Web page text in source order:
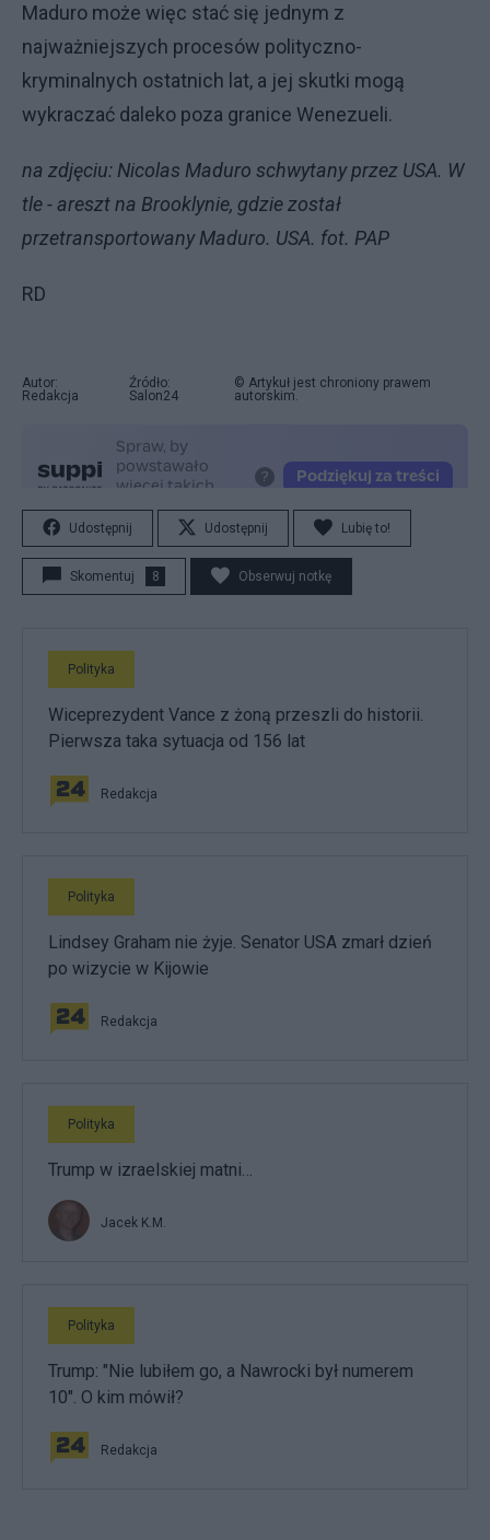
Maduro może więc stać się jednym z
najważniejszych procesów polityczno-
kryminalnych ostatnich lat, a jej skutki mogą
wykraczać daleko poza granice Wenezueli.
na zdjęciu: Nicolas Maduro schwytany przez USA. W
tle - areszt na Brooklynie, gdzie został
przetransportowany Maduro. USA. fot. PAP
RD
Autor:
Redakcja
Źródło:
Salon24
© Artykuł jest chroniony prawem
autorskim.
Udostępnij Udostępnij Lubię to!
Skomentuj 8 Obserwuj notkę
Polityka
Wiceprezydent Vance z żoną przeszli do historii.
Pierwsza taka sytuacja od 156 lat
Redakcja
Polityka
Lindsey Graham nie żyje. Senator USA zmarł dzień
po wizycie w Kijowie
Redakcja
Polityka
Trump w izraelskiej matni…
Jacek K.M.
Polityka
Trump: "Nie lubiłem go, a Nawrocki był numerem
10". O kim mówił?
Redakcja